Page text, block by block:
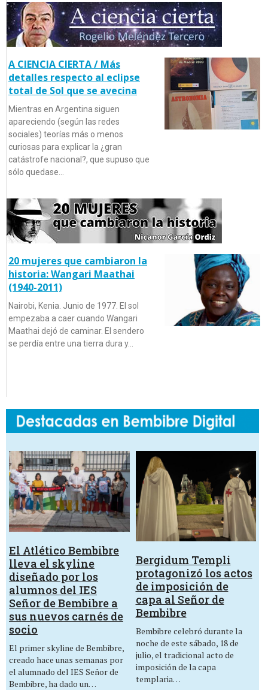
A CIENCIA CIERTA / Más
detalles respecto al eclipse
total de Sol que se avecina
Mientras en Argentina siguen
apareciendo (según las redes
sociales) teorías más o menos
curiosas para explicar la ¿gran
catástrofe nacional?, que supuso que
sólo quedase…
20 mujeres que cambiaron la
historia: Wangari Maathai
(1940-2011)
Nairobi, Kenia. Junio de 1977. El sol
empezaba a caer cuando Wangari
Maathai dejó de caminar. El sendero
se perdía entre una tierra dura y…
El Atlético Bembibre
lleva el skyline
diseñado por los
alumnos del IES
Señor de Bembibre a
sus nuevos carnés de
socio
El primer skyline de Bembibre,
creado hace unas semanas por
el alumnado del IES Señor de
Bembibre, ha dado un…
Bergidum Templi
protagonizó los actos
de imposición de
capa al Señor de
Bembibre
Bembibre celebró durante la
noche de este sábado, 18 de
julio, el tradicional acto de
imposición de la capa
templaria…